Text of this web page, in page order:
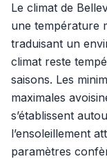
Le climat de
une température
traduisant un
climat reste
saisons. Les
maximales
s’établissent
l’ensoleillement
paramètres